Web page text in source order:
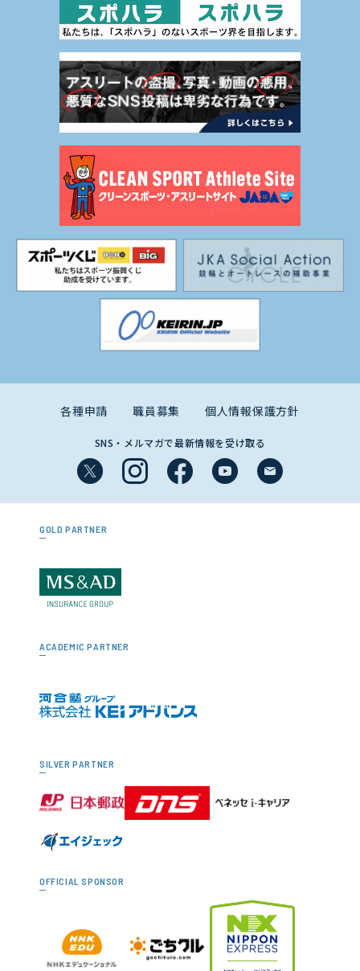
各種申請 職員募集 個人情報保護方針
SNS・メルマガで最新情報を受け取る
GOLD PARTNER
ACADEMIC PARTNER
SILVER PARTNER
OFFICIAL SPONSOR